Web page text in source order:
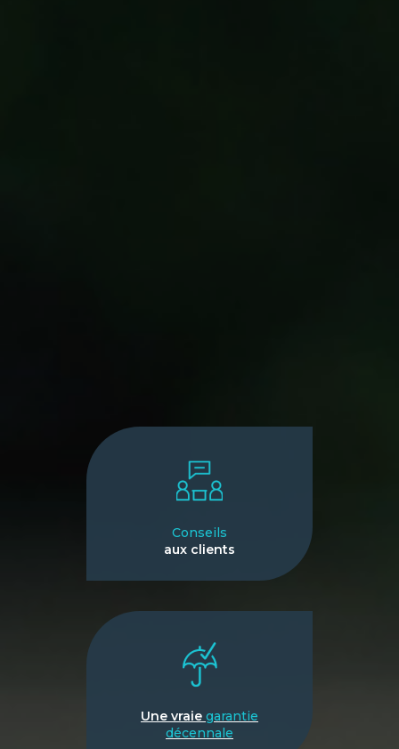
Conseils
aux clients
Une vraie garantie
décennale